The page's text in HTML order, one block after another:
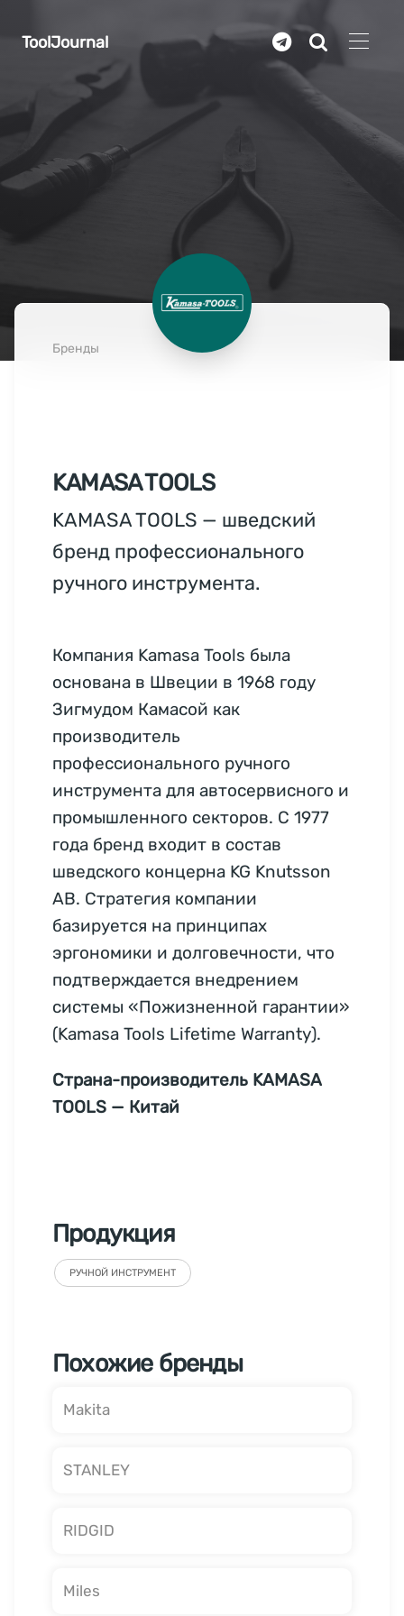
ToolJournal
Бренды
KAMASA TOOLS
KAMASA TOOLS — шведский
бренд профессионального
ручного инструмента.
Компания Kamasa Tools была
основана в Швеции в 1968 году
Зигмудом Камасой как
производитель
профессионального ручного
инструмента для автосервисного и
промышленного секторов. С 1977
года бренд входит в состав
шведского концерна KG Knutsson
AB. Стратегия компании
базируется на принципах
эргономики и долговечности, что
подтверждается внедрением
системы «Пожизненной гарантии»
(Kamasa Tools Lifetime Warranty).
Страна-производитель KAMASA
TOOLS — Китай
Продукция
РУЧНОЙ ИНСТРУМЕНТ
Похожие бренды
Makita
STANLEY
RIDGID
Miles